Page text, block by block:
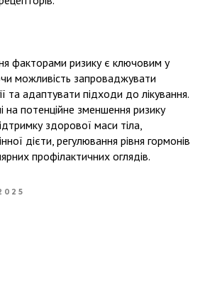
факторами ризику є ключовим у
можливість запроваджувати
та адаптувати підходи до лікування.
на потенційне зменшення ризику
здорової маси тіла,
дієти, регулювання рівня гормонів
профілактичних оглядів.